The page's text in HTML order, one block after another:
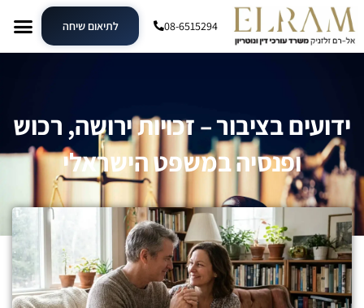
08-6515294 לתיאום שיחה
ידועים בציבור – זכויות ירושה, רכוש
ופנסיה במשפט הישראלי